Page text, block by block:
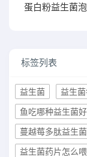
标签列表
益生菌 益生
鱼吃哪种益生菌
蔓越莓多肽益生菌
益生菌药片怎么